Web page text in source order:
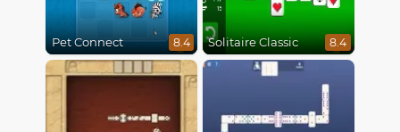
Pet Connect 8.4 Solitaire Classic 8.4